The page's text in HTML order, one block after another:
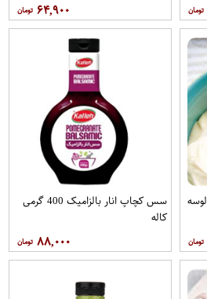
۶۴,۹۰۰
سس کچاپ انار بالزامیک 400 گرمی
کاله
۸۸,۰۰۰